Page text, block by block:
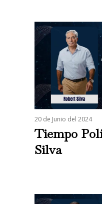
20 de Junio del 2024
Tiempo
Silva